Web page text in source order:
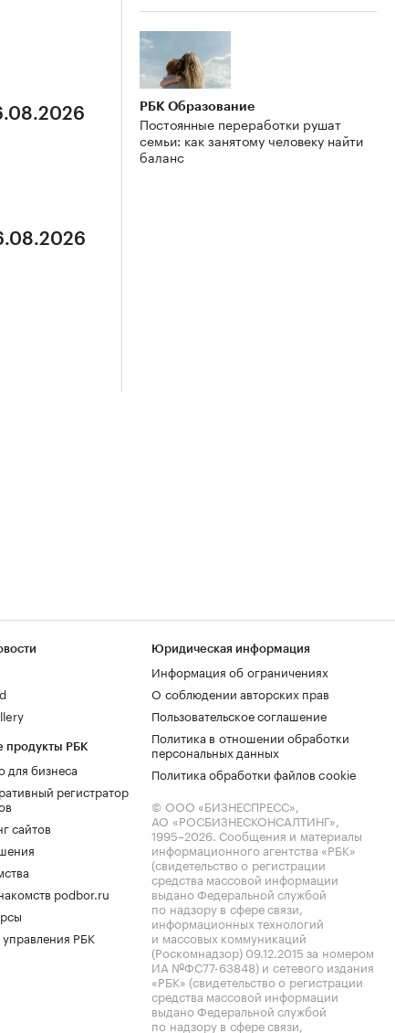
РБК Образование
Постоянные переработки рушат
семьи: как занятому человеку найти
баланс
продукты РБК
для бизнеса
регистратор
сайтов
podbor.ru
РБК
Юридическая информация
Информация об ограничениях
О соблюдении авторских прав
Пользовательское соглашение
Политика в отношении обработки
персональных данных
Политика обработки файлов cookie
© ООО «БИЗНЕСПРЕСС»,
АО «РОСБИЗНЕСКОНСАЛТИНГ»,
1995–2026. Сообщения и материалы
информационного агентства «РБК»
(свидетельство о регистрации
средства массовой информации
выдано Федеральной службой
по надзору в сфере связи,
информационных технологий
и массовых коммуникаций
(Роскомнадзор) 09.12.2015 за номером
ИА №ФС77-63848) и сетевого издания
«РБК» (свидетельство о регистрации
средства массовой информации
выдано Федеральной службой
по надзору в сфере связи,